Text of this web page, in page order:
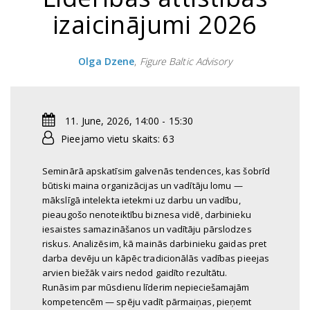
izaicinājumi 2026
Olga Dzene, Figure Baltic Advisory
11. June, 2026, 14:00 - 15:30
Pieejamo vietu skaits: 63
Seminārā apskatīsim galvenās tendences, kas šobrīd
būtiski maina organizācijas un vadītāju lomu —
mākslīgā intelekta ietekmi uz darbu un vadību,
pieaugošo nenoteiktību biznesa vidē, darbinieku
iesaistes samazināšanos un vadītāju pārslodzes
riskus. Analizēsim, kā mainās darbinieku gaidas pret
darba devēju un kāpēc tradicionālās vadības pieejas
arvien biežāk vairs nedod gaidīto rezultātu.
Runāsim par mūsdienu līderim nepieciešamajām
kompetencēm — spēju vadīt pārmaiņas, pieņemt